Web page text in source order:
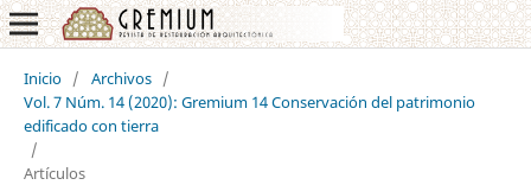
Inicio / Archivos /
Vol. 7 Núm. 14 (2020): Gremium 14 Conservación del patrimonio
edificado con tierra
/
Artículos